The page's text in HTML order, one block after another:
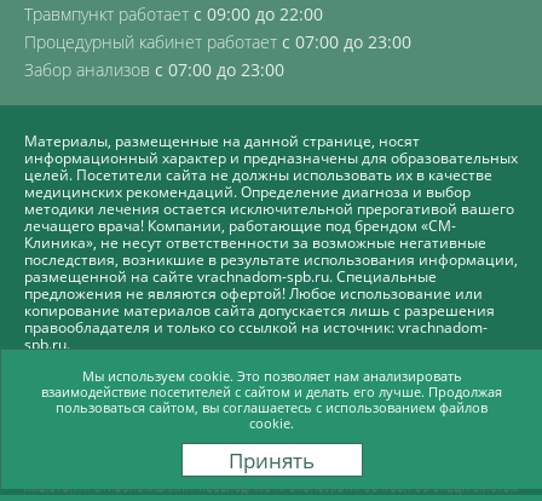
Травмпункт работает с 09:00 до 22:00
Процедурный кабинет работает с 07:00 до 23:00
Забор анализов с 07:00 до 23:00
Материалы, размещенные на данной странице, носят
информационный характер и предназначены для образовательных
целей. Посетители сайта не должны использовать их в качестве
медицинских рекомендаций. Определение диагноза и выбор
методики лечения остается исключительной прерогативой вашего
лечащего врача! Компании, работающие под брендом «СМ-
Клиника», не несут ответственности за возможные негативные
последствия, возникшие в результате использования информации,
размещенной на сайте vrachnadom-spb.ru. Специальные
предложения не являются офертой! Любое использование или
копирование материалов сайта допускается лишь с разрешения
правообладателя и только со ссылкой на источник: vrachnadom-
spb.ru.
Политика СМ-Клиника в отношении обработки персональных
данных
Мы используем cookie. Это позволяет нам анализировать
взаимодействие посетителей с сайтом и делать его лучше. Продолжая
пользоваться сайтом, вы соглашаетесь с использованием файлов
cookie.
Принять